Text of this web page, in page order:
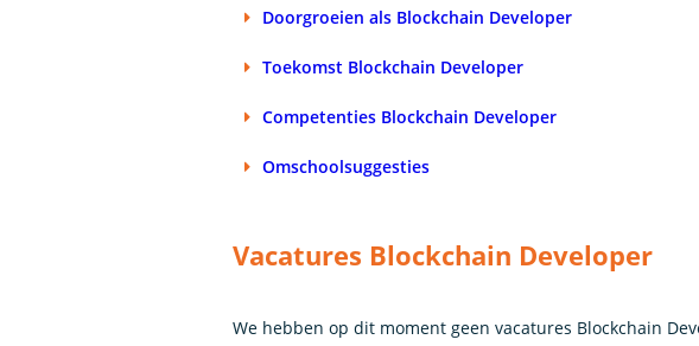
Doorgroeien als Blockchain Developer
Toekomst Blockchain Developer
Competenties Blockchain Developer
Omschoolsuggesties
Vacatures Blockchain Developer
We hebben op dit moment geen vacatures Blockchain